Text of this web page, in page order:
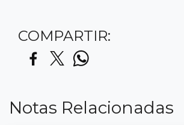
COMPARTIR:
Notas Relacionadas